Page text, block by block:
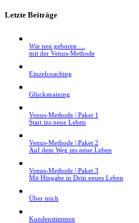
Letzte Beiträge
Wie neu geboren …
mit der Venus-Methode
Einzelcoaching
Glückstraining
Venus-Methode | Paket 1
Start ins neue Leben
Venus-Methode | Paket 2
Auf dem Weg ins neue Leben
Venus-Methode | Paket 3
Mit Hingabe in Dein neues Leben
Über mich
Kundenstimmen